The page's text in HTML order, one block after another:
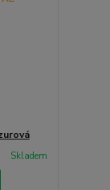
Skladem